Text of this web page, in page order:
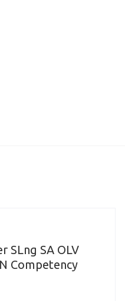
SLng SA OLV
Competency